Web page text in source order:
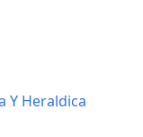
Y Heraldica